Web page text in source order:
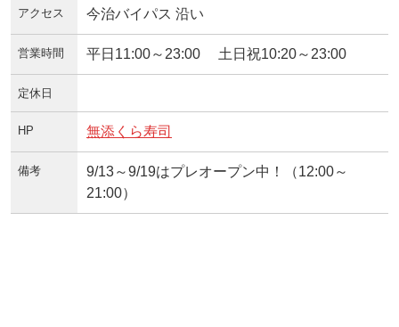
アクセス 今治バイパス 沿い
営業時間 平日11:00～23:00 土日祝10:20～23:00
定休日
HP 無添くら寿司
備考
9/13～9/19はプレオープン中！（12:00～
21:00）